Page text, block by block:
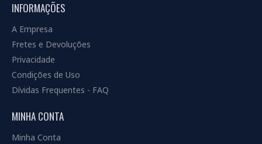
INFORMAÇÕES
A Empresa
Fretes e Devoluções
Privacidade
Condições de Uso
Dívidas Frequentes - FAQ
MINHA CONTA
Minha Conta